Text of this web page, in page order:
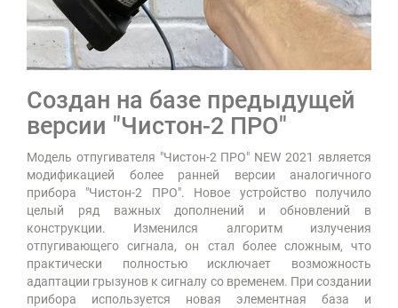
Создан на базе предыдущей
версии "Чистон-2 ПРО"
Модель отпугивателя "Чистон-2 ПРО" NEW 2021 является
модификацией более ранней версии аналогичного
прибора "Чистон-2 ПРО". Новое устройство получило
целый ряд важных дополнений и обновлений в
конструкции. Изменился алгоритм излучения
отпугивающего сигнала, он стал более сложным, что
практически полностью исключает возможность
адаптации грызунов к сигналу со временем. При создании
прибора используется новая элементная база и